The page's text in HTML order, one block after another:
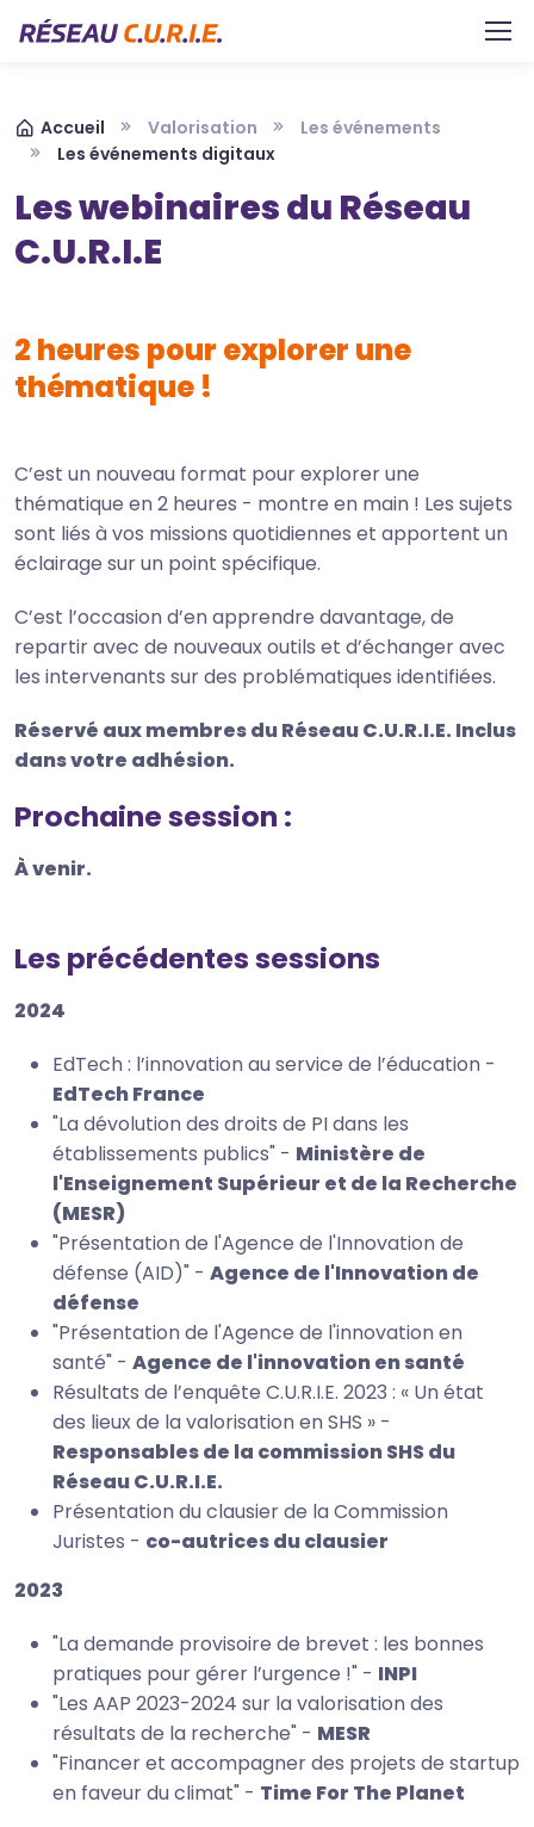
Aller au contenu principal
Accueil Valorisation
Les événements
Les événements digitaux
Les webinaires du Réseau
C.U.R.I.E
2 heures pour explorer une
thématique !
C’est un nouveau format pour explorer une
thématique en 2 heures - montre en main ! Les sujets
sont liés à vos missions quotidiennes et apportent un
éclairage sur un point spécifique.
C’est l’occasion d’en apprendre davantage, de
repartir avec de nouveaux outils et d’échanger avec
les intervenants sur des problématiques identifiées.
Réservé aux membres du Réseau C.U.R.I.E. Inclus
dans votre adhésion.
Prochaine session :
À venir.
Les précédentes sessions
2024
EdTech : l’innovation au service de l’éducation -
EdTech France
"La dévolution des droits de PI dans les
établissements publics" - Ministère de
l'Enseignement Supérieur et de la Recherche
(MESR)
"Présentation de l'Agence de l'Innovation de
défense (AID)" - Agence de l'Innovation de
défense
"Présentation de l'Agence de l'innovation en
santé" - Agence de l'innovation en santé
Résultats de l’enquête C.U.R.I.E. 2023 : « Un état
des lieux de la valorisation en SHS » -
Responsables de la commission SHS du
Réseau C.U.R.I.E.
Présentation du clausier de la Commission
Juristes - co-autrices du clausier
2023
"La demande provisoire de brevet : les bonnes
pratiques pour gérer l’urgence !" - INPI
"Les AAP 2023-2024 sur la valorisation des
résultats de la recherche" - MESR
"Financer et accompagner des projets de startup
en faveur du climat" - Time For The Planet
Panneau de gestion des cookies